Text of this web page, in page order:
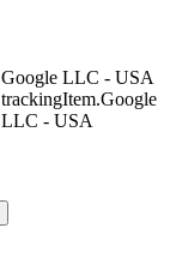
Google LLC - USA
trackingItem.Google
LLC - USA